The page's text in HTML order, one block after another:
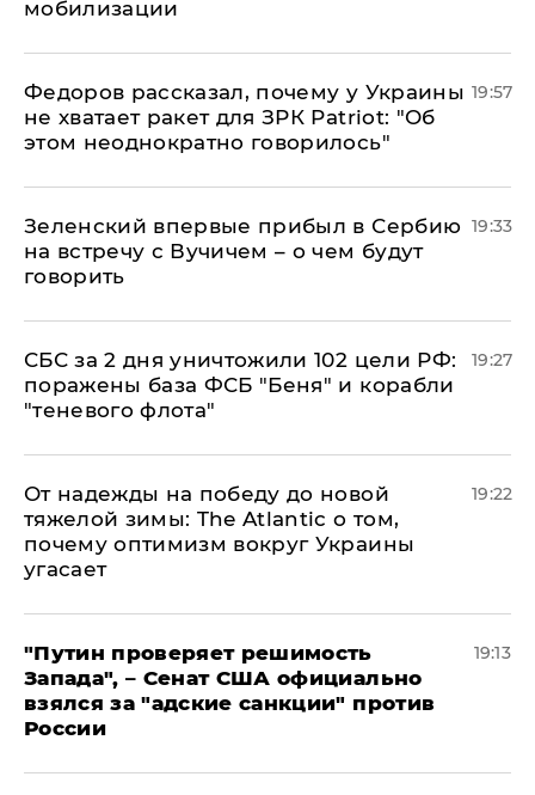
мобилизации
Федоров рассказал, почему у Украины
не хватает ракет для ЗРК Patriot: "Об
этом неоднократно говорилось"
19:57
Зеленский впервые прибыл в Сербию
на встречу с Вучичем – о чем будут
говорить
19:33
СБС за 2 дня уничтожили 102 цели РФ:
поражены база ФСБ "Беня" и корабли
"теневого флота"
19:27
От надежды на победу до новой
тяжелой зимы: The Atlantic о том,
почему оптимизм вокруг Украины
угасает
19:22
"Путин проверяет решимость
Запада", – Сенат США официально
взялся за "адские санкции" против
России
19:13